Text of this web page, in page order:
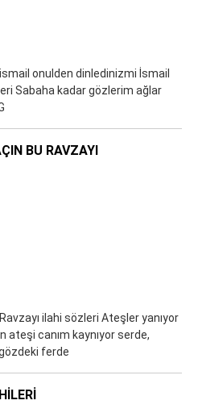
onulden dinledinizmi İsmail
Sabaha kadar gözlerim ağlar
BU RAVZAYI
ilahi sözleri Ateşler yanıyor
ateşi canım kaynıyor serde,
ferde